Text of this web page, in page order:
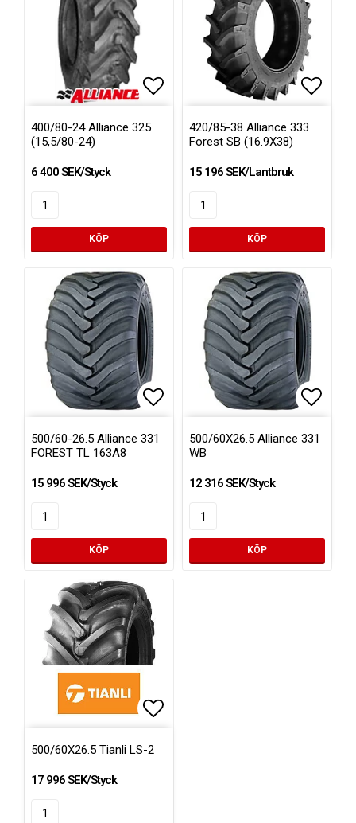
Lägg till i favoritlistan
400/80-24 Alliance 325
(15,5/80-24)
6 400 SEK/Styck
KÖP
420/85-38 Alliance 333
Forest SB (16.9X38)
15 196 SEK/Lantbruk
KÖP
500/60-26.5 Alliance 331
FOREST TL 163A8
15 996 SEK/Styck
KÖP
500/60X26.5 Alliance 331
WB
12 316 SEK/Styck
KÖP
500/60X26.5 Tianli LS-2
17 996 SEK/Styck